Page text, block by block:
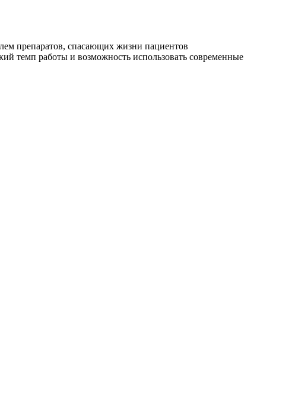
препаратов, спасающих жизни пациентов
темп работы и возможность использовать современные